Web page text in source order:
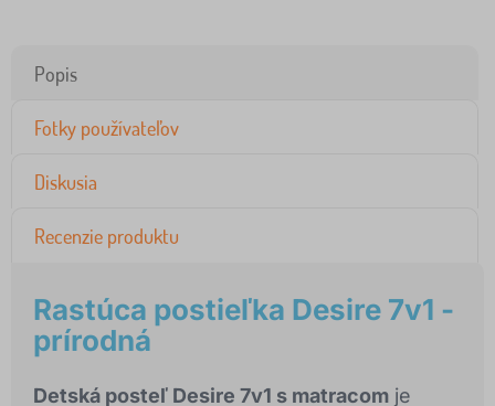
Popis
Fotky používateľov
Diskusia
Recenzie produktu
Rastúca postieľka Desire 7v1 -
prírodná
Detská posteľ Desire 7v1 s matracom je